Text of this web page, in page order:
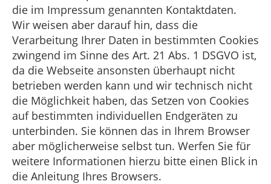
die im Impressum genannten Kontaktdaten.
Wir weisen aber darauf hin, dass die
Verarbeitung Ihrer Daten in bestimmten Cookies
zwingend im Sinne des Art. 21 Abs. 1 DSGVO ist,
da die Webseite ansonsten überhaupt nicht
betrieben werden kann und wir technisch nicht
die Möglichkeit haben, das Setzen von Cookies
auf bestimmten individuellen Endgeräten zu
unterbinden. Sie können das in Ihrem Browser
aber möglicherweise selbst tun. Werfen Sie für
weitere Informationen hierzu bitte einen Blick in
die Anleitung Ihres Browsers.